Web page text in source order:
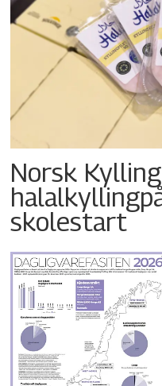
Norsk
skolestart